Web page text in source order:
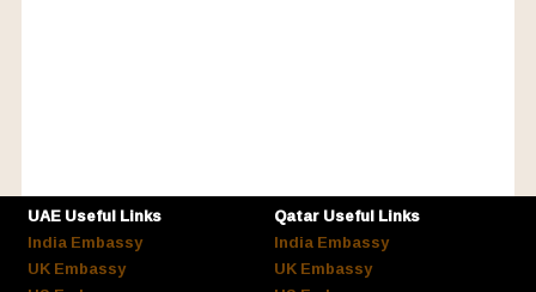
UAE Useful Links
India Embassy
UK Embassy
Qatar Useful Links
India Embassy
UK Embassy